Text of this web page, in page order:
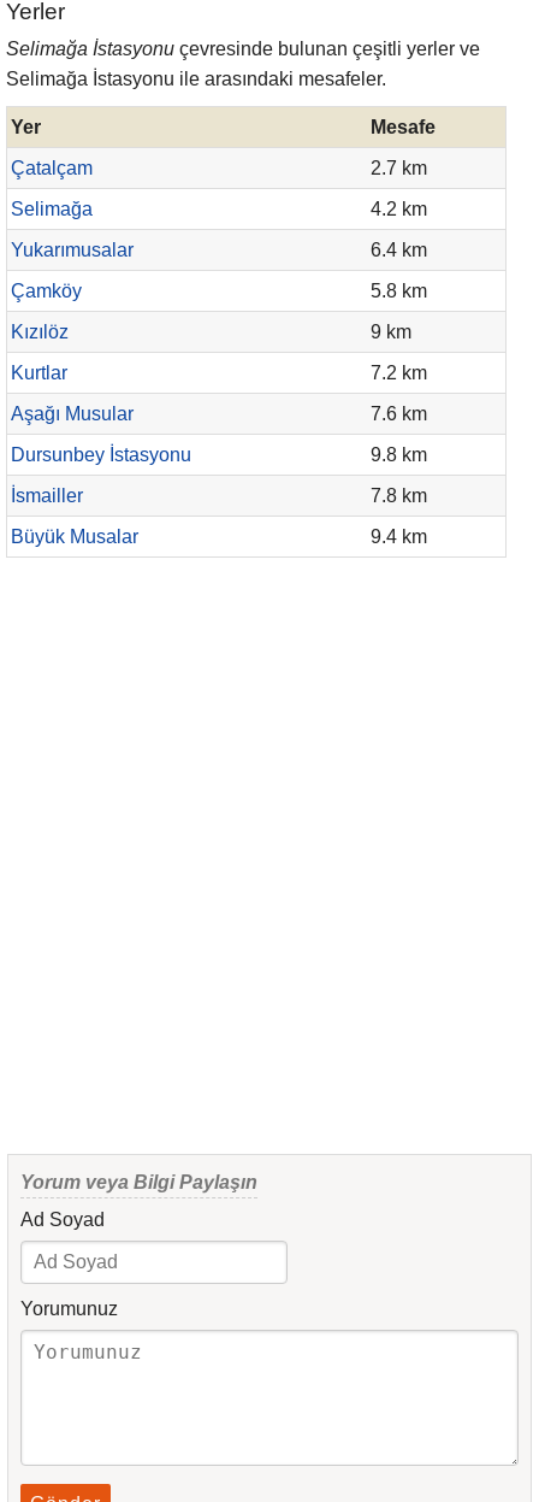
Yerler
Selimağa İstasyonu çevresinde bulunan çeşitli yerler ve
Selimağa İstasyonu ile arasındaki mesafeler.
Yer
Mesafe
Çatalçam
2.7 km
Selimağa
4.2 km
Yukarımusalar
6.4 km
Çamköy
5.8 km
Kızılöz
9 km
Kurtlar
7.2 km
Aşağı Musular
7.6 km
Dursunbey İstasyonu
9.8 km
İsmailler
7.8 km
Büyük Musalar
9.4 km
Yorum veya Bilgi Paylaşın
Ad Soyad
Yorumunuz